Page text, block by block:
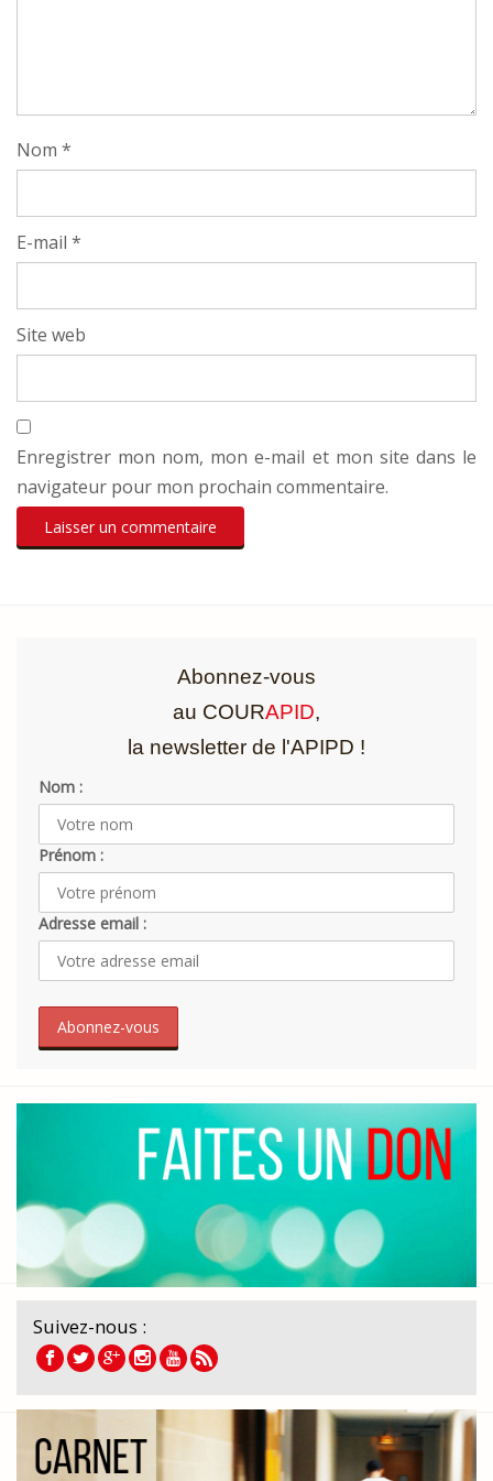
Nom *
E-mail *
Site web
Enregistrer mon nom, mon e-mail et mon site dans le
navigateur pour mon prochain commentaire.
Abonnez-vous
au COURAPID,
la newsletter de l'APIPD !
Nom :
Prénom :
Adresse email :
Suivez-nous :